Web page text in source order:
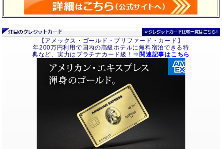
【アメックス・ゴールド・プリファード・カード】
年200万円利用で国内の高級ホテルに無料宿泊できる特
典など、実力はプラチナカード級！⇒ 関連記事はこちら